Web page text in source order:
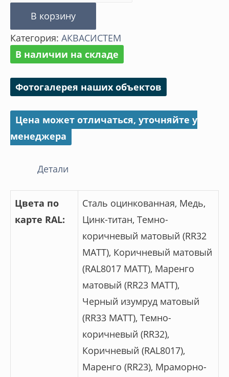
товара
Тройник
В корзину
Категория: АКВАСИСТЕМ
В наличии на складе
Фотогалерея наших объектов
Цена может отличаться, уточняйте у
менеджера
Детали
Цвета по
карте RAL:
Сталь оцинкованная, Медь,
Цинк-титан, Темно-
коричневый матовый (RR32
МАТТ), Коричневый матовый
(RAL8017 МАТТ), Маренго
матовый (RR23 МАТТ),
Черный изумруд матовый
(RR33 MATT), Темно-
коричневый (RR32),
Коричневый (RAL8017),
Маренго (RR23), Мраморно-